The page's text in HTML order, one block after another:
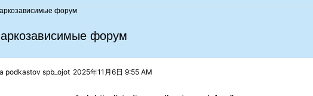
форум
форум
podkastov spb_ojot 2025年11月6日 9:55 AM